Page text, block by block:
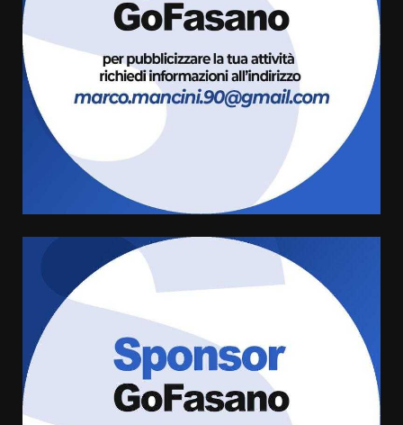
Carta d’identità: continua il piano
di aperture straordinarie del
6 Agosto 2026 14:16
Grazia Neglia, coordinatrice
cittadina di Fratelli d’Italia,
pronta a tornare in Consiglio
cittadinanza attiva: online
l’avviso per la gestione
condivisa della Villetta di
Laureto
6 Agosto 2026 06:20
La magia del Minareto e la prima
assoluta de “L’Albergo
Belvedere. Il rapimento”
6 Agosto 2026 06:15